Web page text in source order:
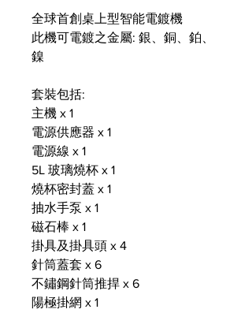
全球首創桌上型智能電鍍機
此機可電鍍之金屬: 銀、銅、鉑、
鎳
套裝包括:
主機 x 1
電源供應器 x 1
電源線 x 1
5L 玻璃燒杯 x 1
燒杯密封蓋 x 1
抽水手泵 x 1
磁石棒 x 1
掛具及掛具頭 x 4
針筒蓋套 x 6
不鏽鋼針筒推捍 x 6
陽極掛網 x 1